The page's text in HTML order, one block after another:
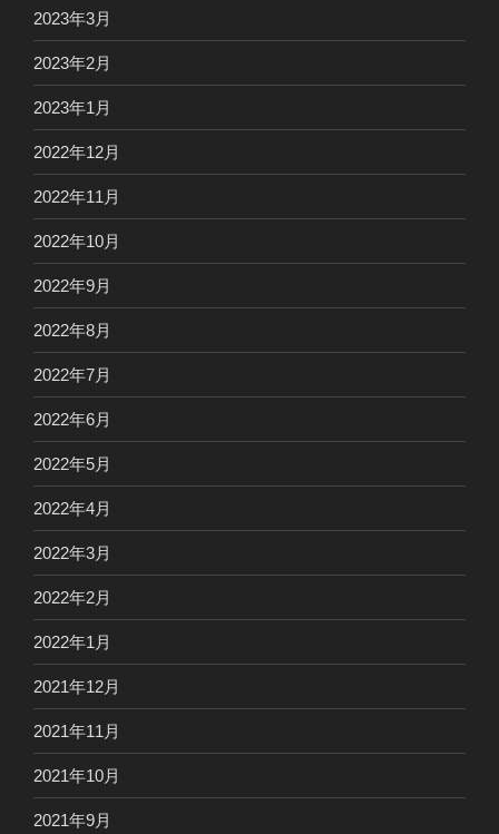
2023年3月
2023年2月
2023年1月
2022年12月
2022年11月
2022年10月
2022年9月
2022年8月
2022年7月
2022年6月
2022年5月
2022年4月
2022年3月
2022年2月
2022年1月
2021年12月
2021年11月
2021年10月
2021年9月